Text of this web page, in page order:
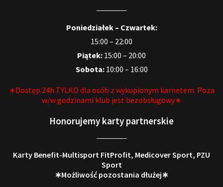
Poniedziałek – Czwartek:
15:00 – 22:00
Piątek: 15:00 – 20:00
Sobota:10:00 – 16:00
∗Dostęp 24h TYLKO dla osób z wykupionym karnetem. Poza
w/w godzinami klub jest bezobsługowy∗
Honorujemy karty partnerskie
Karty Benefit-Multisport FitProfit, Medicover Sport, PZU
Sport
∗Możliwość pozostania dłużej∗